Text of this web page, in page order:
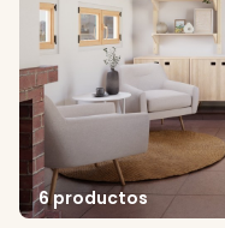
6 productos